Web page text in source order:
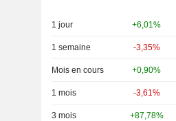
1 jour +6,01%
1 semaine -3,35%
Mois en cours +0,90%
1 mois -3,61%
3 mois +87,78%